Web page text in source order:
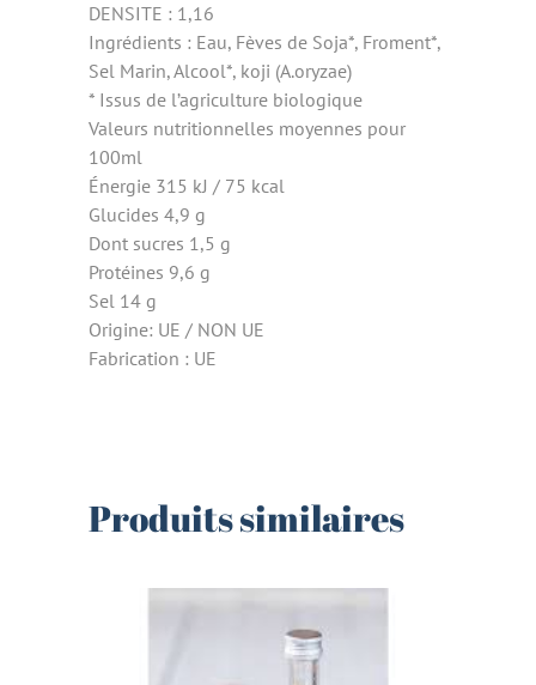
DENSITE : 1,16
Ingrédients : Eau, Fèves de Soja*, Froment*,
Sel Marin, Alcool*, koji (A.oryzae)
* Issus de l’agriculture biologique
Valeurs nutritionnelles moyennes pour
100ml
Énergie 315 kJ / 75 kcal
Glucides 4,9 g
Dont sucres 1,5 g
Protéines 9,6 g
Sel 14 g
Origine: UE / NON UE
Fabrication : UE
Produits similaires